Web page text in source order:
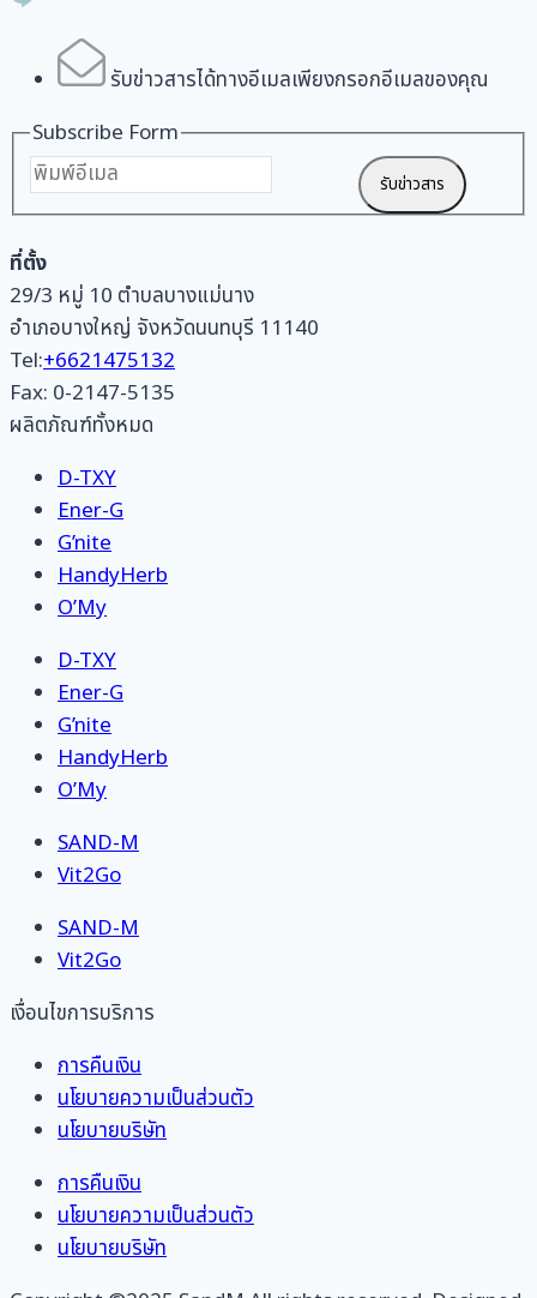
รับข่าวสารได้ทางอีเมลเพียงกรอกอีเมลของคุณ
Subscribe Form
รับข่าวสาร
ที่ตั้ง
29/3 หมู่ 10 ตำบลบางแม่นาง
อำเภอบางใหญ่ จังหวัดนนทบุรี 11140
Tel:+6621475132
Fax: 0-2147-5135
ผลิตภัณฑ์ทั้งหมด
D-TXY
Ener-G
G’nite
HandyHerb
O’My
D-TXY
Ener-G
G’nite
HandyHerb
O’My
SAND-M
Vit2Go
SAND-M
Vit2Go
เงื่อนไขการบริการ
การคืนเงิน
นโยบายความเป็นส่วนตัว
นโยบายบริษัท
การคืนเงิน
นโยบายความเป็นส่วนตัว
นโยบายบริษัท